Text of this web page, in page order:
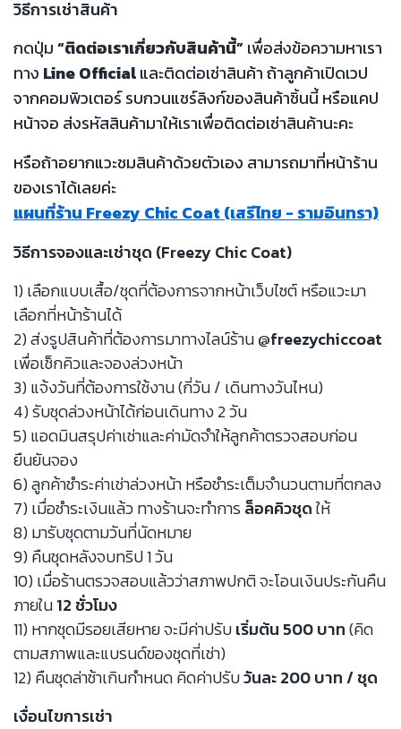
วิธีการเช่าสินค้า
กดปุ่ม“ติดต่อเราเกี่ยวกับสินค้านี้”เพื่อส่งข้อความหาเรา
ทาง Line Officialและติดต่อเช่าสินค้า ถ้าลูกค้าเปิดเวป
จากคอมพิวเตอร์ รบกวนแชร์ลิงก์ของสินค้าชิ้นนี้ หรือแคป
หน้าจอ ส่งรหัสสินค้ามาให้เราเพื่อติดต่อเช่าสินค้านะคะ
หรือถ้าอยากแวะชมสินค้าด้วยตัวเอง สามารถมาที่หน้าร้าน
ของเราได้เลยค่ะ
แผนที่ร้าน Freezy Chic Coat (เสรีไทย - รามอินทรา)
วิธีการจองและเช่าชุด (Freezy Chic Coat)
1) เลือกแบบเสื้อ/ชุดที่ต้องการจากหน้าเว็บไซต์ หรือแวะมา
เลือกที่หน้าร้านได้
2) ส่งรูปสินค้าที่ต้องการมาทางไลน์ร้าน@freezychiccoat
เพื่อเช็กคิวและจองล่วงหน้า
3) แจ้งวันที่ต้องการใช้งาน (กี่วัน / เดินทางวันไหน)
4) รับชุดล่วงหน้าได้ก่อนเดินทาง 2 วัน
5) แอดมินสรุปค่าเช่าและค่ามัดจำให้ลูกค้าตรวจสอบก่อน
ยืนยันจอง
6) ลูกค้าชำระค่าเช่าล่วงหน้า หรือชำระเต็มจำนวนตามที่ตกลง
7) เมื่อชำระเงินแล้ว ทางร้านจะทำการล็อคคิวชุดให้
8) มารับชุดตามวันที่นัดหมาย
9) คืนชุดหลังจบทริป 1 วัน
10) เมื่อร้านตรวจสอบแล้วว่าสภาพปกติ จะโอนเงินประกันคืน
ภายใน12 ชั่วโมง
11) หากชุดมีรอยเสียหาย จะมีค่าปรับเริ่มต้น 500 บาท(คิด
ตามสภาพและแบรนด์ของชุดที่เช่า)
12) คืนชุดล่าช้าเกินกำหนด คิดค่าปรับวันละ 200 บาท / ชุด
เงื่อนไขการเช่า